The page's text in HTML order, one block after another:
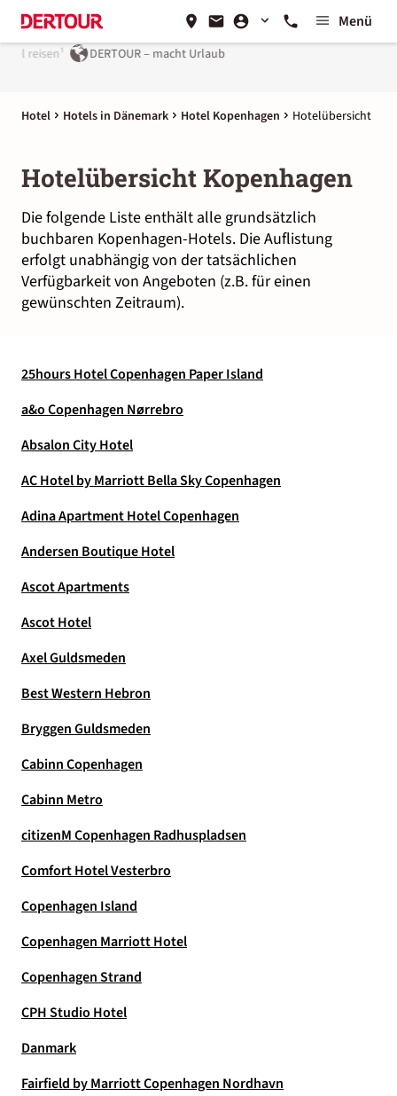
Menü
reisen¹ DERTOUR – macht Urlaub
Hotel Hotels in Dänemark Hotel Kopenhagen Hotelübersicht
Hotelübersicht Kopenhagen
Die folgende Liste enthält alle grundsätzlich
buchbaren Kopenhagen-Hotels. Die Auflistung
erfolgt unabhängig von der tatsächlichen
Verfügbarkeit von Angeboten (z.B. für einen
gewünschten Zeitraum).
25hours Hotel Copenhagen Paper Island
a&o Copenhagen Nørrebro
Absalon City Hotel
AC Hotel by Marriott Bella Sky Copenhagen
Adina Apartment Hotel Copenhagen
Andersen Boutique Hotel
Ascot Apartments
Ascot Hotel
Axel Guldsmeden
Best Western Hebron
Bryggen Guldsmeden
Cabinn Copenhagen
Cabinn Metro
citizenM Copenhagen Radhuspladsen
Comfort Hotel Vesterbro
Copenhagen Island
Copenhagen Marriott Hotel
Copenhagen Strand
CPH Studio Hotel
Danmark
Fairfield by Marriott Copenhagen Nordhavn